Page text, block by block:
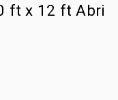
ft x 12 ft Abri